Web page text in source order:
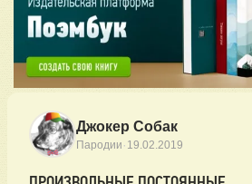
Джокер Собак
Пародии · 19.02.2019